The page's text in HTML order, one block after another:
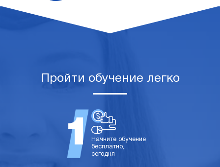
Пройти обучение легко
Начните обучение
бесплатно,
сегодня